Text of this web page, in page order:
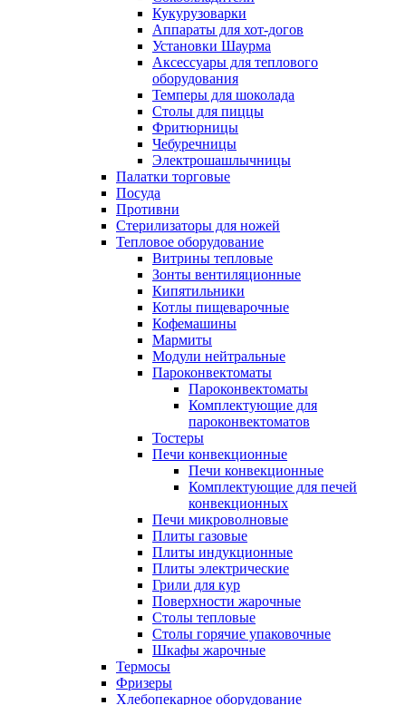
Кукурузоварки
Аппараты для хот-догов
Установки Шаурма
Аксессуары для теплового
оборудования
Темперы для шоколада
Столы для пиццы
Фритюрницы
Чебуречницы
Электрошашлычницы
Палатки торговые
Посуда
Противни
Стерилизаторы для ножей
Тепловое оборудование
Витрины тепловые
Зонты вентиляционные
Кипятильники
Котлы пищеварочные
Кофемашины
Мармиты
Модули нейтральные
Пароконвектоматы
Пароконвектоматы
Комплектующие для
пароконвектоматов
Тостеры
Печи конвекционные
Печи конвекционные
Комплектующие для печей
конвекционных
Печи микроволновые
Плиты газовые
Плиты индукционные
Плиты электрические
Грили для кур
Поверхности жарочные
Столы тепловые
Столы горячие упаковочные
Шкафы жарочные
Термосы
Фризеры
Хлебопекарное оборудование